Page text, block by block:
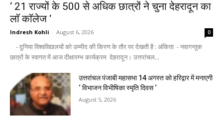
‘ 21 राज्यों के 500 से अधिक छात्रों ने चुना देहरादून का
लाॅ काॅलेज ‘
Indresh Kohli - August 6, 2026 0
- दुनिया विश्वविद्यालयों को उम्मीद की किरण के तौर पर देखती है : अंकिता - नवागन्तुक
छात्रों के स्वागत में आज दीक्षारम्भ कार्यक्रम देहरादून। उत्तरांचल...
उत्तरांचल पंजाबी महासभा 14 अगस्त को हरिद्वार में मनाएगी
‘ विभाजन विभीषिका स्मृति दिवस ‘
August 5, 2026